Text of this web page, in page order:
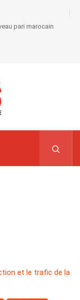
pari marocain